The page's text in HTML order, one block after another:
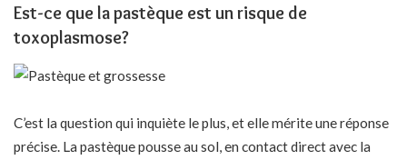
Est-ce que la pastèque est un risque de
toxoplasmose?
C’est la question qui inquiète le plus, et elle mérite une réponse
précise. La pastèque pousse au sol, en contact direct avec la